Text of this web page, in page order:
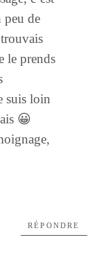
peu de
le prends
suis loin
😀
RÉPONDRE